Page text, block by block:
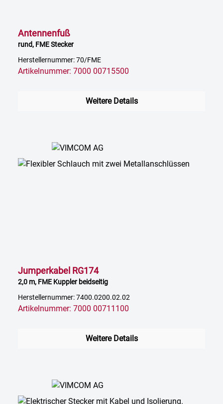
Antennenfuß
rund, FME Stecker
Herstellernummer: 70/FME
Artikelnummer: 7000 00715500
Weitere Details
Jumperkabel RG174
2,0 m, FME Kuppler beidseitig
Herstellernummer: 7400.0200.02.02
Artikelnummer: 7000 00711100
Weitere Details